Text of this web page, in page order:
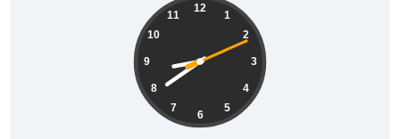
12
1
2
3
4
5
6
7
8
9
10
11